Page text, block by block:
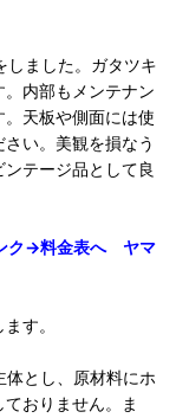
ました。ガタツキ
内部もメンテナン
天板や側面には使
い。美観を損なう
テージ品として良
ク→料金表へ ヤマ
す。
とし、原材料にホ
おりません。ま